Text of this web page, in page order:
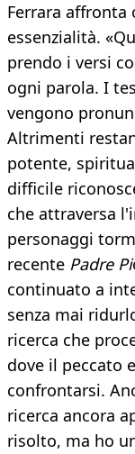
Ferrara affronta
essenzialità.
prendo i versi
ogni parola. I
vengono
Altrimenti
potente,
difficile
che attraversa
personaggi
recente Padre Pi
continuato a
senza mai
ricerca che
dove il peccato
confrontarsi.
ricerca ancora
risolto, ma ho